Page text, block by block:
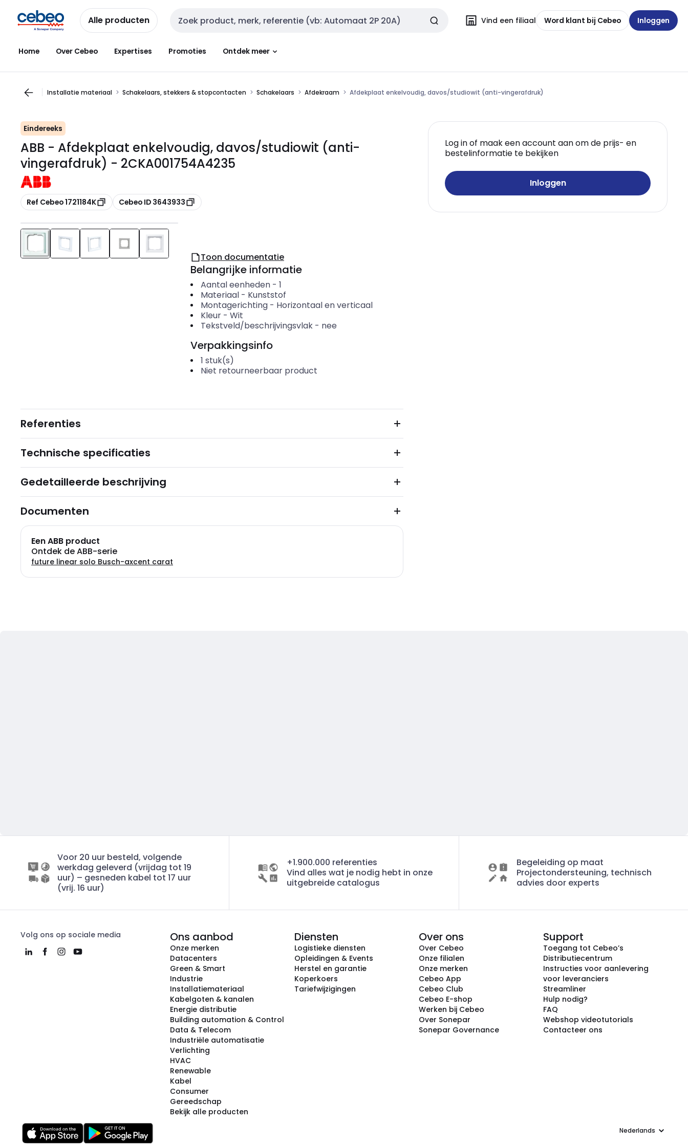
naar
navigatie
naar
inhoud
Alle producten Zoekveld invoer Vind een filiaal Word klant bij Cebeo Inloggen
Home Over Cebeo Expertises Promoties Ontdek meer
Installatie materiaal Schakelaars, stekkers & stopcontacten Schakelaars Afdekraam Afdekplaat enkelvoudig, davos/studiowit (anti-vingerafdruk)
Eindereeks
ABB - Afdekplaat enkelvoudig, davos/studiowit (anti-
vingerafdruk) - 2CKA001754A4235
Kopiëren
Ref Cebeo 1721184K Kopiëren
Cebeo ID 3643933
Log in of maak een account aan om de prijs- en
bestelinformatie te bekijken
Inloggen
Toon documentatie
Belangrijke informatie
Aantal eenheden- 1
Materiaal- Kunststof
Montagerichting- Horizontaal en verticaal
Kleur- Wit
Tekstveld/beschrijvingsvlak- nee
Verpakkingsinfo
1 stuk(s)
Niet retourneerbaar product
Referenties
Technische specificaties
Gedetailleerde beschrijving
Documenten
Een ABB product
Ontdek de ABB-serie
future linear solo Busch-axcent carat
Voor 20 uur besteld, volgende
werkdag geleverd (vrijdag tot 19
uur) – gesneden kabel tot 17 uur
(vrij. 16 uur)
+1.900.000 referenties
Vind alles wat je nodig hebt in onze
uitgebreide catalogus
Begeleiding op maat
Projectondersteuning, technisch
advies door experts
Volg ons op sociale media Ons aanbod
Onze merken
Datacenters
Green & Smart
Industrie
Installatiemateriaal
Kabelgoten & kanalen
Energie distributie
Building automation & Control
Data & Telecom
Industriële automatisatie
Verlichting
HVAC
Renewable
Kabel
Consumer
Gereedschap
Bekijk alle producten
Diensten
Logistieke diensten
Opleidingen & Events
Herstel en garantie
Koperkoers
Tariefwijzigingen
Over ons
Over Cebeo
Onze filialen
Onze merken
Cebeo App
Cebeo Club
Cebeo E-shop
Werken bij Cebeo
Over Sonepar
Sonepar Governance
Support
Toegang tot Cebeo’s
Distributiecentrum
Instructies voor aanlevering
voor leveranciers
Streamliner
Hulp nodig?
FAQ
Webshop videotutorials
Contacteer ons
Taal